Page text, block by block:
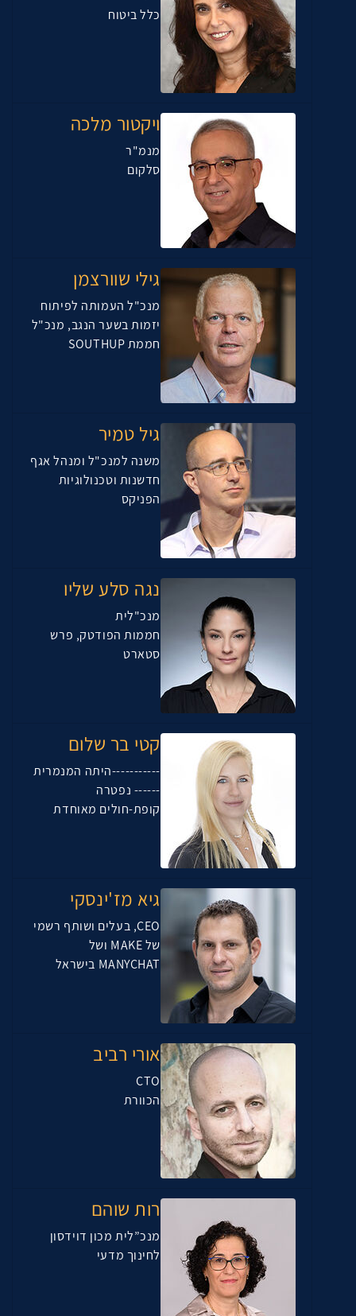
כלל ביטוח
ויקטור מלכה
מנמ"ר
סלקום
גילי שוורצמן
מנכ"ל העמותה לפיתוח
יזמות בשער הנגב, מנכ"ל
חממת SOUTHUP
גיל טמיר
משנה למנכ"ל ומנהל אגף
חדשנות וטכנולוגיות
הפניקס
נגה סלע שליו
מנכ"לית
חממות הפודטק, פרש
סטארט
קטי בר שלום
-----------היתה המנמרית
------ נפטרה
קופת-חולים מאוחדת
גיא מז'ינסקי
CEO, בעלים ושותף רשמי
של MAKE ושל
MANYCHAT בישראל
אורי רביב
CTO
הכוורת
רות שוהם
מנכ”לית מכון דוידסון
לחינוך מדעי